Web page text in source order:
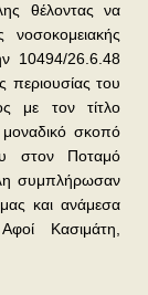
θέλοντας να
10494/26.6.48
περιουσίας του
με τον τίτλο
σκοπό
στον Ποταμό
συμπλήρωσαν
και ανάμεσα
Κασιμάτη,